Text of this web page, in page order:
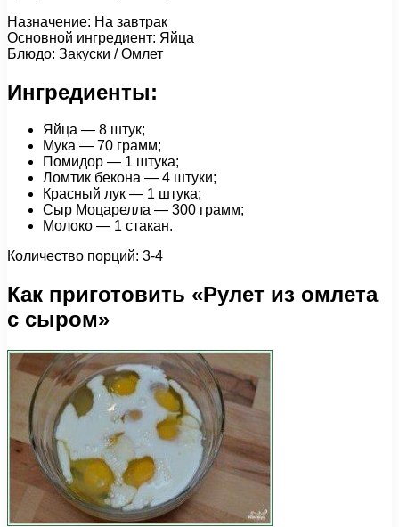
Назначение: На завтрак
Основной ингредиент: Яйца
Блюдо: Закуски / Омлет
Ингредиенты:
Яйца — 8 штук;
Мука — 70 грамм;
Помидор — 1 штука;
Ломтик бекона — 4 штуки;
Красный лук — 1 штука;
Сыр Моцарелла — 300 грамм;
Молоко — 1 стакан.
Количество порций: 3-4
Как приготовить «Рулет из омлета
с сыром»